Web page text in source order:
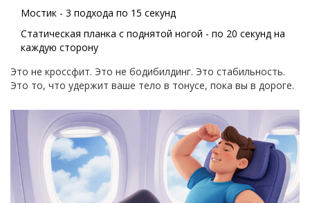
Мостик - 3 подхода по 15 секунд
Статическая планка с поднятой ногой - по 20 секунд на
каждую сторону
Это не кроссфит. Это не бодибилдинг. Это стабильность.
Это то, что удержит ваше тело в тонусе, пока вы в дороге.